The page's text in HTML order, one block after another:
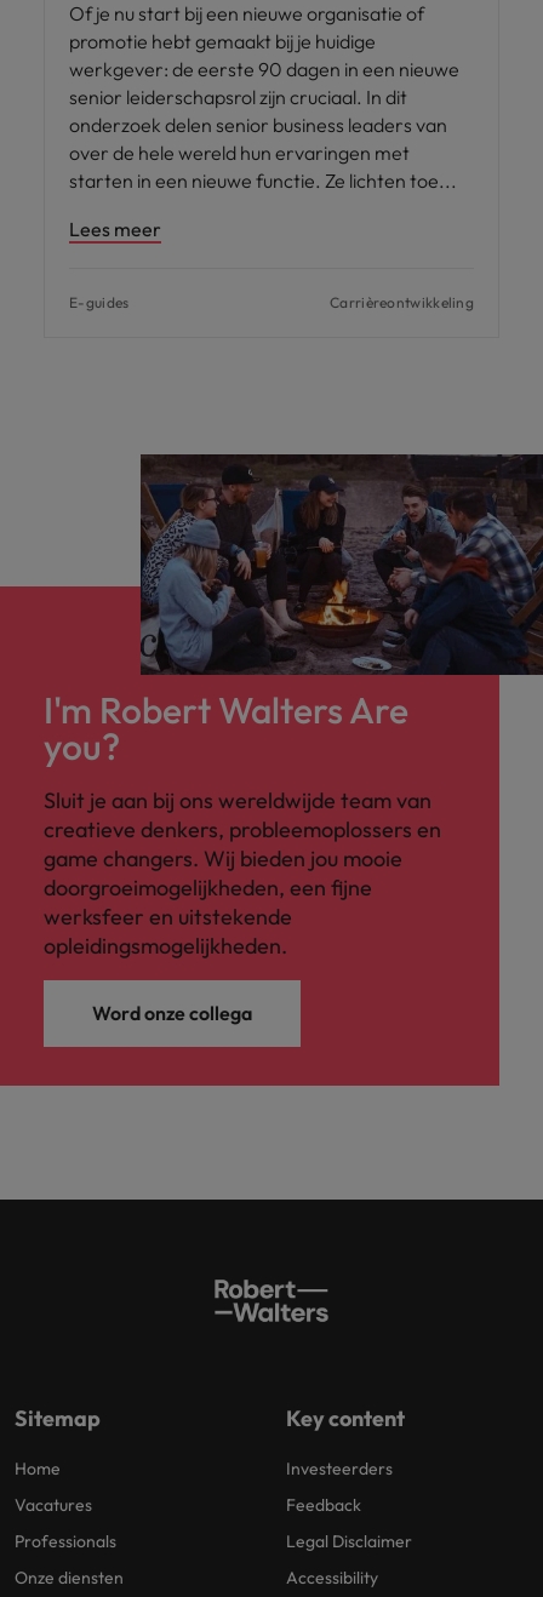
Of je nu start bij een nieuwe organisatie of
promotie hebt gemaakt bij je huidige
werkgever: de eerste 90 dagen in een nieuwe
senior leiderschapsrol zijn cruciaal. In dit
onderzoek delen senior business leaders van
over de hele wereld hun ervaringen met
starten in een nieuwe functie. Ze lichten toe
Lees meer
E-guides Carrièreontwikkeling
I'm Robert Walters Are
you?
Sluit je aan bij ons wereldwijde team van
creatieve denkers, probleemoplossers en
game changers. Wij bieden jou mooie
doorgroeimogelijkheden, een fijne
werksfeer en uitstekende
opleidingsmogelijkheden.
Word onze collega
Sitemap
Home
Vacatures
Professionals
Onze diensten
Key content
Investeerders
Feedback
Legal Disclaimer
Accessibility